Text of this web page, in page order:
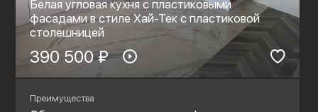
Белая угловая кухня с пластиковыми
фасадами в стиле Хай-Тек с пластиковой
столешницей
390 500 ₽
Преимущества